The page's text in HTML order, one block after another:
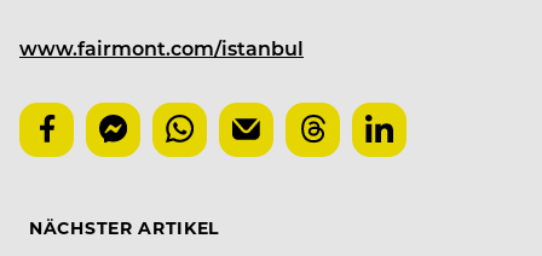
www.fairmont.com/istanbul
NÄCHSTER ARTIKEL